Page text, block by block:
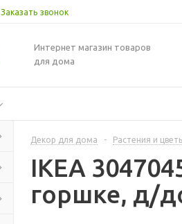
Заказать звонок
Интернет магазин товаров
для дома
Декор для дома - Растения и
IKEA
горшке, д/